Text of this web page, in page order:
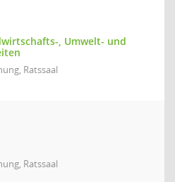
, Umwelt- und
Ratssaal
Ratssaal